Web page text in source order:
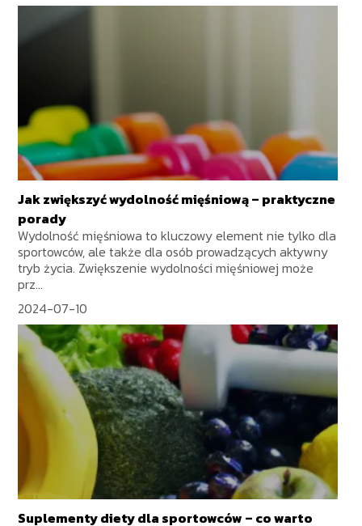
Jak zwiększyć wydolność mięśniową – praktyczne
porady
Wydolność mięśniowa to kluczowy element nie tylko dla
sportowców, ale także dla osób prowadzących aktywny
tryb życia. Zwiększenie wydolności mięśniowej może
prz...
2024-07-10
Suplementy diety dla sportowców – co warto